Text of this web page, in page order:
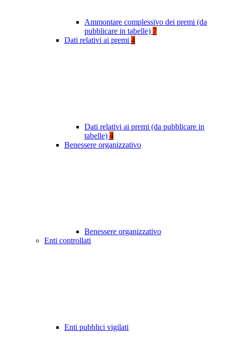
Ammontare complessivo dei premi (da
pubblicare in tabelle) 7
Dati relativi ai premi 4
Dati relativi ai premi (da pubblicare in
tabelle) 4
Benessere organizzativo
Benessere organizzativo
Enti controllati
Enti pubblici vigilati